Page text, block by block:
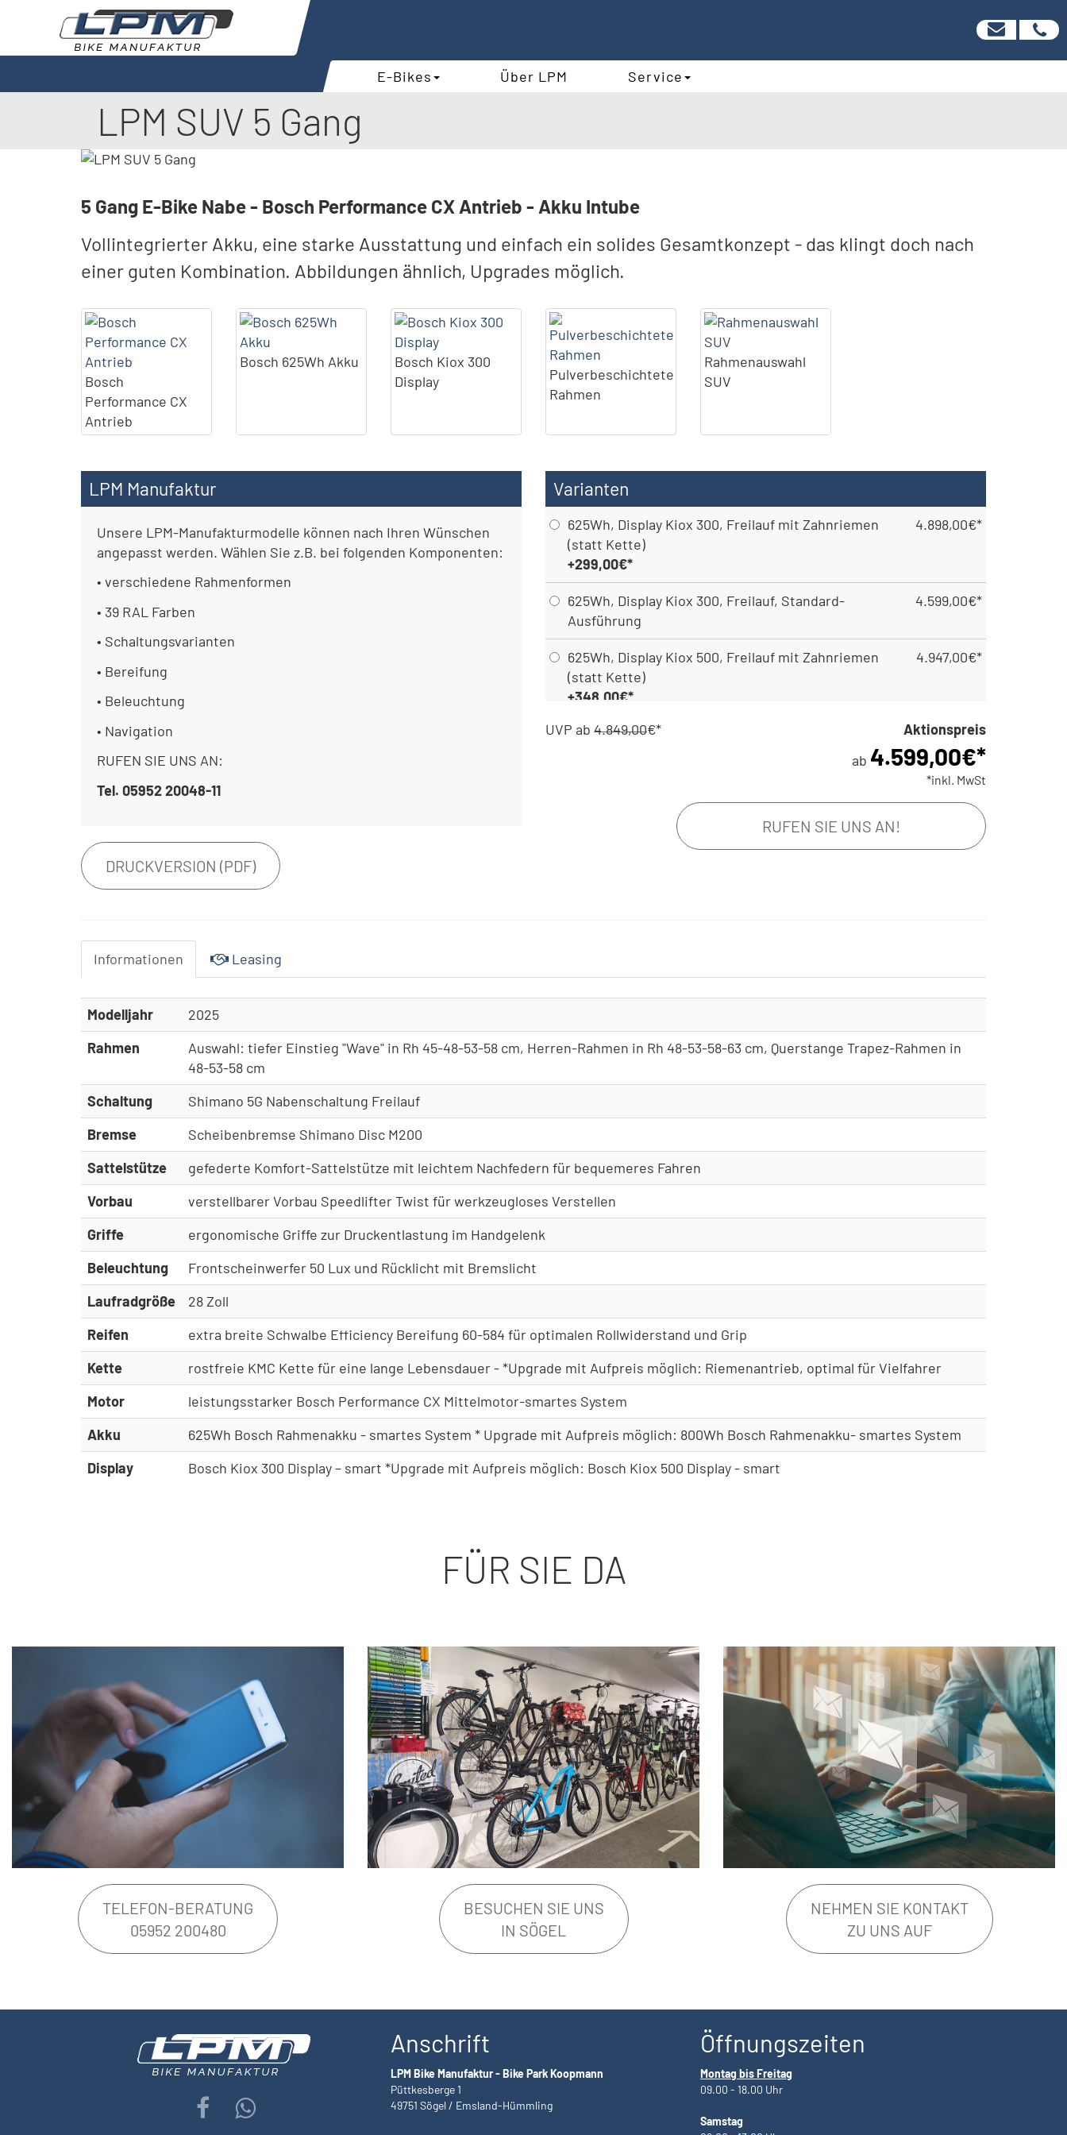
E-Bikes Über LPM Service
LPM SUV 5 Gang
5 Gang E-Bike Nabe - Bosch Performance CX Antrieb - Akku Intube
Vollintegrierter Akku, eine starke Ausstattung und einfach ein solides Gesamtkonzept - das klingt doch nach
einer guten Kombination. Abbildungen ähnlich, Upgrades möglich.
Bosch
Performance CX
Antrieb
Bosch 625Wh Akku
Bosch Kiox 300
Display
Pulverbeschichtete
Rahmen
Rahmenauswahl
SUV
LPM Manufaktur
Unsere LPM-Manufakturmodelle können nach Ihren Wünschen
angepasst werden. Wählen Sie z.B. bei folgenden Komponenten:
• verschiedene Rahmenformen
• 39 RAL Farben
• Schaltungsvarianten
• Bereifung
• Beleuchtung
• Navigation
RUFEN SIE UNS AN:
Tel. 05952 20048-11
DRUCKVERSION (PDF)
Varianten
625Wh, Display Kiox 300, Freilauf mit Zahnriemen
(statt Kette)
+299,00€*
4.898,00€*
625Wh, Display Kiox 300, Freilauf, Standard-
Ausführung
4.599,00€*
625Wh, Display Kiox 500, Freilauf mit Zahnriemen
(statt Kette)
+348,00€*
4.947,00€*
625Wh, Display Kiox 500, Freilauf, Standard-
4.648,00€*
800Wh, Display Kiox 300, Freilauf mit Zahnriemen
5.197,00€*
(statt Kette)
+647,00€*
800Wh, Display Kiox 500, Freilauf, Standard-
Ausführung
4.947,00€*
UVP ab 4.849,00€*
Aktionspreis
ab 4.599,00€*
*inkl. MwSt
RUFEN SIE UNS AN!
Informationen Leasing
Modelljahr
2025
Rahmen
Auswahl: tiefer Einstieg "Wave" in Rh 45-48-53-58 cm, Herren-Rahmen in Rh 48-53-58-63 cm, Querstange Trapez-Rahmen in
48-53-58 cm
Schaltung
Shimano 5G Nabenschaltung Freilauf
Bremse
Scheibenbremse Shimano Disc M200
Sattelstütze
gefederte Komfort-Sattelstütze mit leichtem Nachfedern für bequemeres Fahren
Vorbau
verstellbarer Vorbau Speedlifter Twist für werkzeugloses Verstellen
Griffe
ergonomische Griffe zur Druckentlastung im Handgelenk
Beleuchtung
Frontscheinwerfer 50 Lux und Rücklicht mit Bremslicht
Laufradgröße
28 Zoll
Reifen
extra breite Schwalbe Efficiency Bereifung 60-584 für optimalen Rollwiderstand und Grip
Kette
rostfreie KMC Kette für eine lange Lebensdauer - *Upgrade mit Aufpreis möglich: Riemenantrieb, optimal für Vielfahrer
Motor
leistungsstarker Bosch Performance CX Mittelmotor-smartes System
Akku
625Wh Bosch Rahmenakku - smartes System * Upgrade mit Aufpreis möglich: 800Wh Bosch Rahmenakku- smartes System
Display
Bosch Kiox 300 Display – smart *Upgrade mit Aufpreis möglich: Bosch Kiox 500 Display - smart
FÜR SIE DA
TELEFON-BERATUNG
05952 200480
BESUCHEN SIE UNS
IN SÖGEL
NEHMEN SIE KONTAKT
ZU UNS AUF
Anschrift
LPM Bike Manufaktur - Bike Park Koopmann
Püttkesberge 1
49751 Sögel / Emsland-Hümmling
Öffnungszeiten
Montag bis Freitag
09.00 - 18.00 Uhr
Samstag